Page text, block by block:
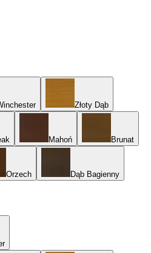
Złoty Dąb
Mahoń Brunat
Orzech Dąb Bagienny